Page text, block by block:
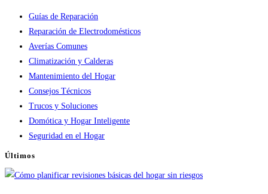
Guías de Reparación
Reparación de Electrodomésticos
Averías Comunes
Climatización y Calderas
Mantenimiento del Hogar
Consejos Técnicos
Trucos y Soluciones
Domótica y Hogar Inteligente
Seguridad en el Hogar
Últimos